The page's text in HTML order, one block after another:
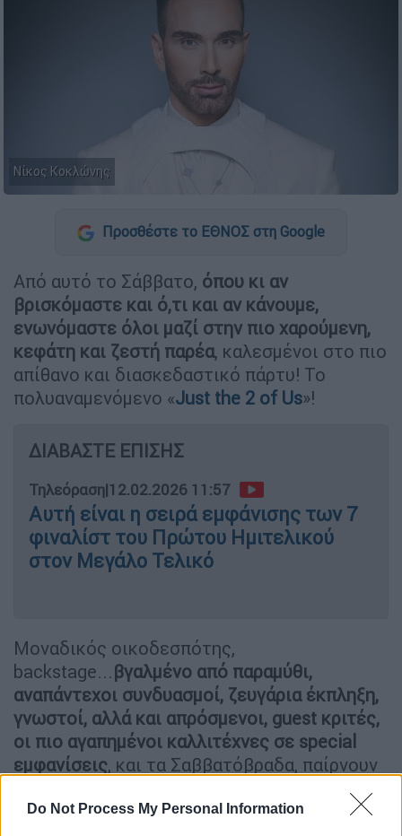
Do Not Process My Personal Information
Νίκος Κοκλώνης
Προσθέστε το ΕΘΝΟΣ στη Google
Από αυτό το Σάββατο, όπου κι αν
βρισκόμαστε και ό,τι και αν κάνουμε,
ενωνόμαστε όλοι μαζί στην πιο χαρούμενη,
κεφάτη και ζεστή παρέα, καλεσμένοι στο πιο
απίθανο και διασκεδαστικό πάρτυ! Το
πολυαναμενόμενο «Just the 2 of Us»!
ΔΙΑΒΑΣΤΕ ΕΠΙΣΗΣ
Τηλεόραση|12.02.2026 11:57
Αυτή είναι η σειρά εμφάνισης των 7
φιναλίστ του Πρώτου Ημιτελικού
στον Μεγάλο Τελικό
Μοναδικός οικοδεσπότης,
backstage... βγαλμένο από παραμύθι,
αναπάντεχοι συνδυασμοί, ζευγάρια έκπληξη,
γνωστοί, αλλά και απρόσμενοι, guest κριτές,
οι πιο αγαπημένοι καλλιτέχνες σε special
εμφανίσεις, και τα Σαββατόβραδα, παίρνουν